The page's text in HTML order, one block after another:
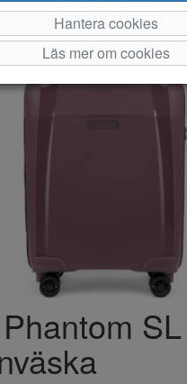
SL
Hantera cookies
Läs mer om cookies